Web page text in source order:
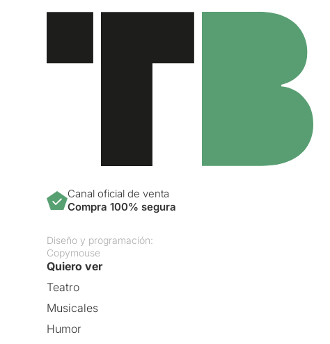
Canal oficial de venta
Compra 100% segura
Diseño y programación:
Copymouse
Quiero ver
Teatro
Musicales
Humor